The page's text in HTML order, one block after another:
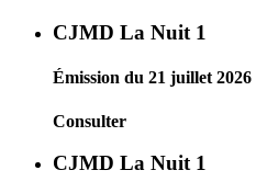
CJMD La Nuit 1
Émission du 21 juillet 2026
Consulter
CJMD La Nuit 1